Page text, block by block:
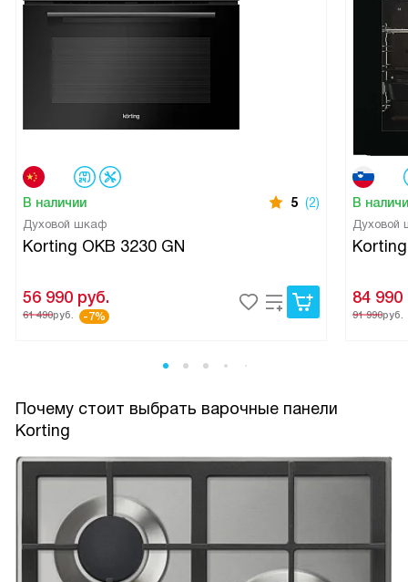
В наличии 5 (2)
Духовой шкаф
Korting OKB 3230 GN
56 990 руб.
61 490руб. -7%
В
Духовой
84 990
91 990руб.
Почему стоит выбрать варочные панели
Korting